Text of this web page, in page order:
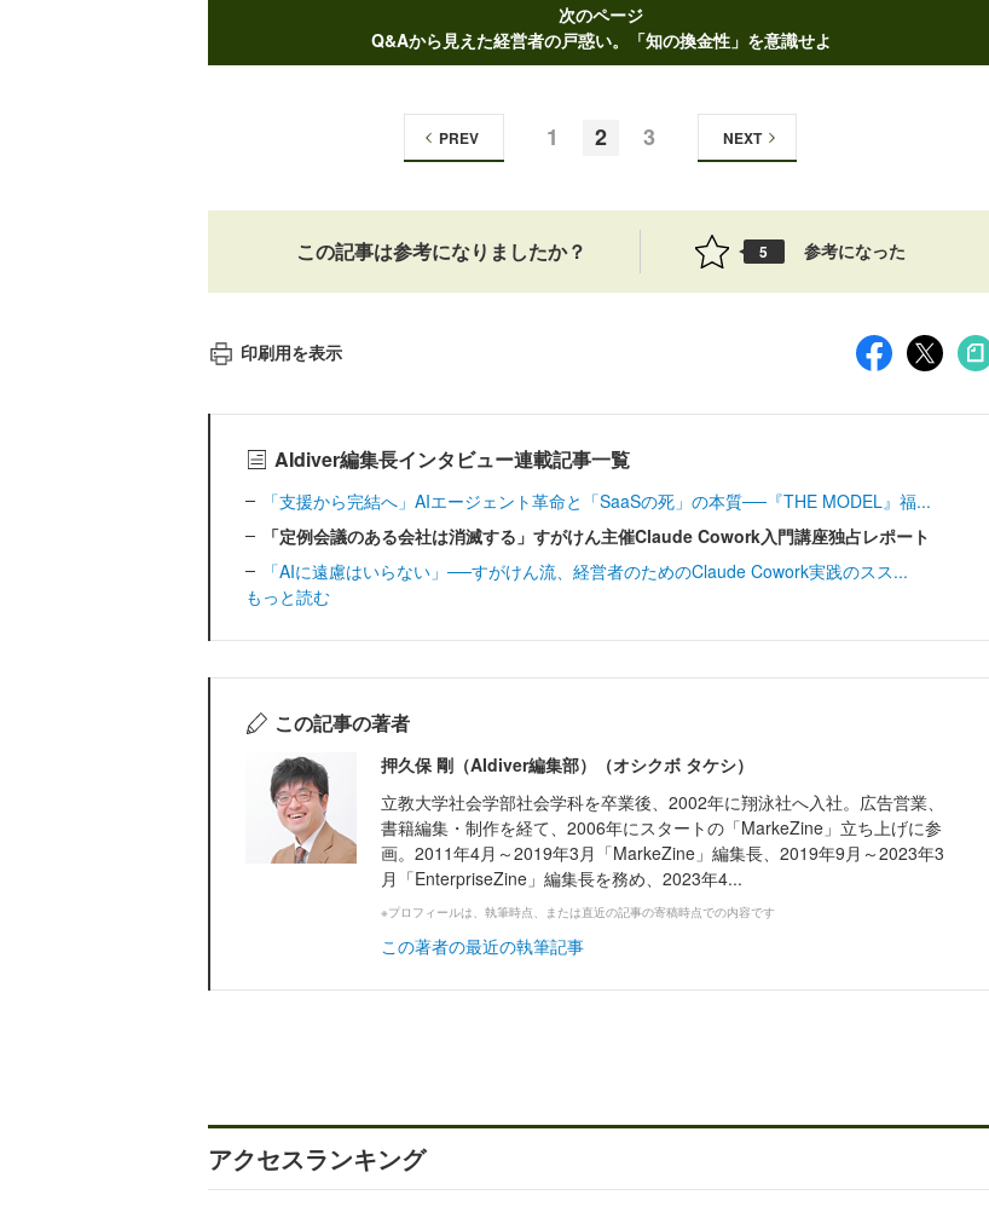
次のページ
Q&Aから見えた経営者の戸惑い。「知の換金性」を意識せよ
1 2 3
PREV NEXT
この記事は参考になりましたか？ 5 参考になった
印刷用を表示
AIdiver編集長インタビュー連載記事一覧
「支援から完結へ」AIエージェント革命と「SaaSの死」の本質──『THE MODEL』福...
「定例会議のある会社は消滅する」すがけん主催Claude Cowork入門講座独占レポート
「AIに遠慮はいらない」──すがけん流、経営者のためのClaude Cowork実践のスス...
もっと読む
この記事の著者
押久保 剛（AIdiver編集部）（オシクボ タケシ）
立教大学社会学部社会学科を卒業後、2002年に翔泳社へ入社。広告営業、
書籍編集・制作を経て、2006年にスタートの「MarkeZine」立ち上げに参
画。2011年4月～2019年3月「MarkeZine」編集長、2019年9月～2023年3
月「EnterpriseZine」編集長を務め、2023年4...
※プロフィールは、執筆時点、または直近の記事の寄稿時点での内容です
この著者の最近の執筆記事
アクセスランキング